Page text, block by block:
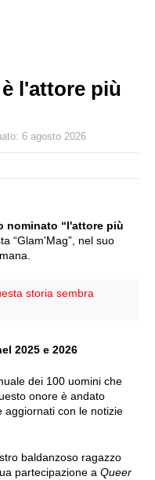
l'attore più
6 agosto 2026
nominato “l'attore più
“Glam'Mag”, nel suo
storia sembra
2025 e 2026
dei 100 uomini che
onore è andato
aggiornati con le notizie
baldanzoso ragazzo
partecipazione a Queer